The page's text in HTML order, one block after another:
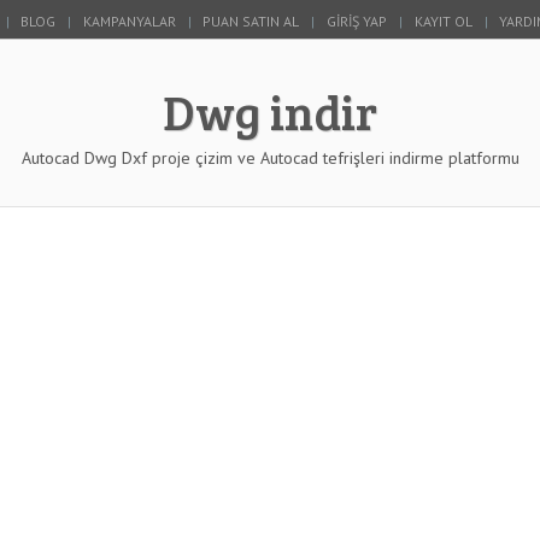
BLOG KAMPANYALAR PUAN SATIN AL GIRIŞ YAP KAYIT OL
Dwg indir
Autocad Dwg Dxf proje çizim ve Autocad tefrişleri indirme platformu